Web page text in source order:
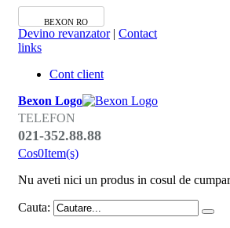
BEXON RO
Devino revanzator| Contact
links
Cont client
Bexon Logo
TELEFON
021-352.88.88
Cos0Item(s)
Nu aveti nici un produs in cosul de
Cauta: